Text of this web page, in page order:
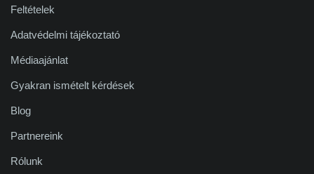
Feltételek
Adatvédelmi tájékoztató
Médiaajánlat
Gyakran ismételt kérdések
Blog
Partnereink
Rólunk